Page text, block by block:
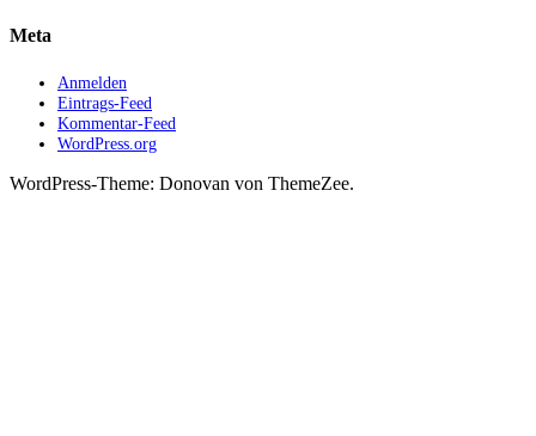
Meta
Anmelden
Eintrags-Feed
Kommentar-Feed
WordPress.org
WordPress-Theme: Donovan von ThemeZee.